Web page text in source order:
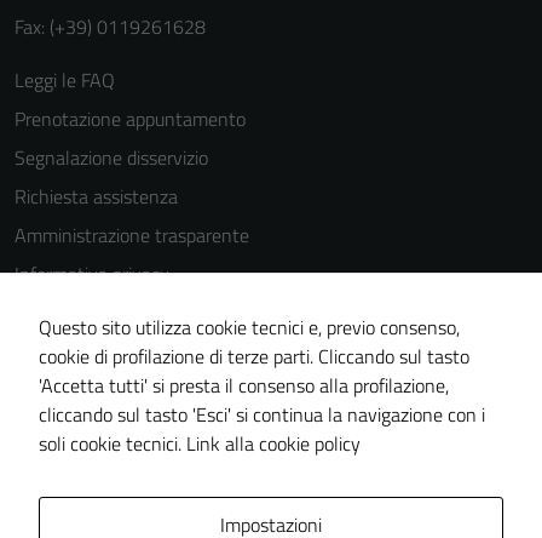
Fax: (+39) 0119261628
Leggi le FAQ
Prenotazione appuntamento
Segnalazione disservizio
Richiesta assistenza
Amministrazione trasparente
Informativa privacy
Cookie Policy
Note legali
Dichiarazione di accessibilità
Piano di miglioramento del sito
Questo sito utilizza cookie tecnici e, previo consenso,
cookie di profilazione di terze parti. Cliccando sul tasto
'Accetta tutti' si presta il consenso alla profilazione,
cliccando sul tasto 'Esci' si continua la navigazione con i
soli cookie tecnici. Link alla cookie policy
Impostazioni